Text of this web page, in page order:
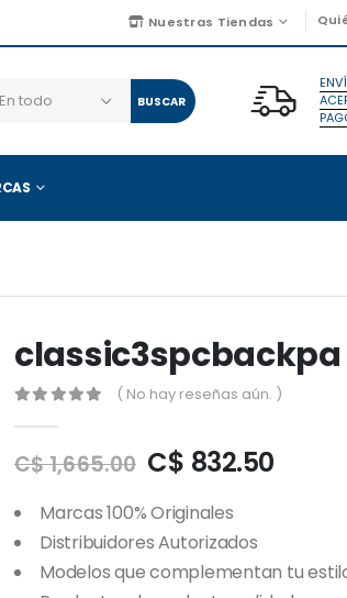
Nuestras Tiendas
BUSCAR
classic3spcbackpa
( No hay reseñas aún. )
C$ 1,665.00 C$ 832.50
Marcas 100% Originales
Distribuidores Autorizados
Modelos que complementan tu